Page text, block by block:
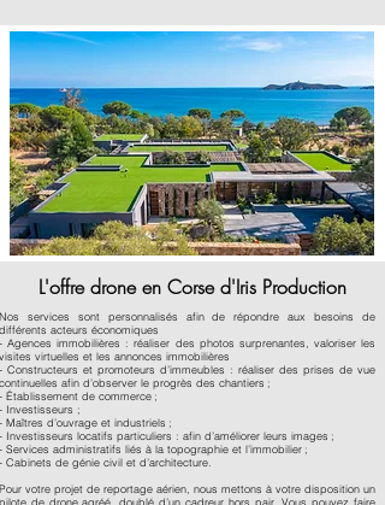
L'offre drone en Corse d'Iris Production
Nos services sont personnalisés afin de répondre aux besoins de
différents acteurs économiques
- Agences immobilières : réaliser des photos surprenantes, valoriser les
visites virtuelles et les annonces immobilières
- Constructeurs et promoteurs d’immeubles : réaliser des prises de vue
continuelles afin d’observer le progrès des chantiers ;
- Établissement de commerce ;
- Investisseurs ;
- Maîtres d’ouvrage et industriels ;
- Investisseurs locatifs particuliers : afin d’améliorer leurs images ;
- Services administratifs liés à la topographie et l’immobilier ;
- Cabinets de génie civil et d’architecture.
Pour votre projet de reportage aérien, nous mettons à votre disposition un
pilote de drone agréé, doublé d’un cadreur hors pair. Vous pouvez faire